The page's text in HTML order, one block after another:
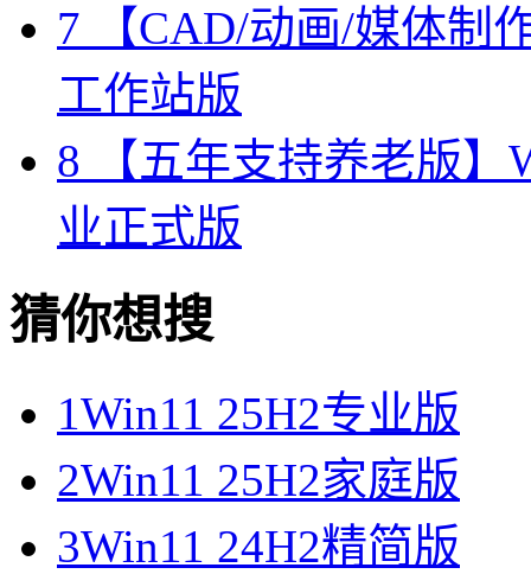
7 【CAD/动画/媒体制
工作站版
8 【五年支持养老版】
业正式版
猜你想搜
1Win11 25H2专业版
2Win11 25H2家庭版
3Win11 24H2精简版